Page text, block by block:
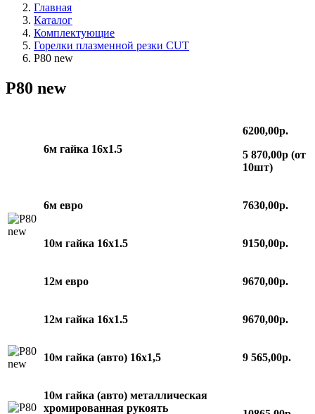
Главная
Каталог
Комплектующие
Горелки плазменной резки CUT
P80 new
P80 new
6м гайка 16х1.5
6200,00р.
5 870,00р (от
10шт)
6м евро 7630,00р.
10м гайка 16х1.5 9150,00р.
12м евро 9670,00р.
12м гайка 16х1.5 9670,00р.
10м гайка (авто) 16х1,5 9 565,00р.
10м гайка (авто) металлическая
хромированная рукоять